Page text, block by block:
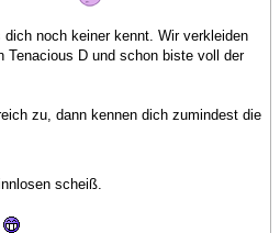
noch keiner kennt. Wir verkleiden
Tenacious D und schon biste voll der
zu, dann kennen dich zumindest die
scheiß.